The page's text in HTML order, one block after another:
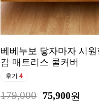
베베누보 닿자마자 시
감 매트리스 쿨커버
후기 4
179,000 75,900원